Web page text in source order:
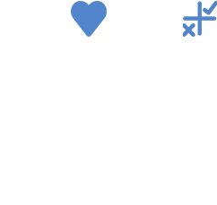
Контроль